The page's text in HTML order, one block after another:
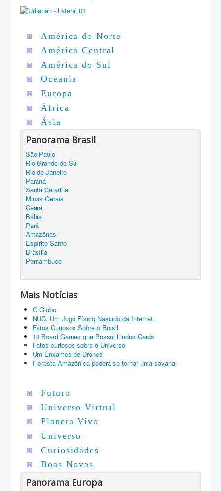
◙
América do Norte
◙
América Central
◙
América do Sul
◙
Oceania
◙
Europa
◙
África
◙
Ásia
Panorama Brasil
São Paulo
Rio Grande do Sul
Rio de Janeiro
Paraná
Santa Catarina
Minas Gerais
Ceará
Bahia
Pará
Amazônas
Espírito Santo
Brasília
Pernambuco
Mais Notícias
O Globo
NUC, Um Jogo Físico Nascido da Internet.
Fatos Curiosos Sobre o Brasil
10 Board Games que Possui Lindos Cards
Fatos curiosos sobre o Universo
Um Enxames de Drones
Floresta Amazônica poderá se tornar uma savana
◙
Futuro
◙
Universo Virtual
◙
Planeta Vivo
◙
Universo
◙
Curiosidades
◙
Boas Novas
Panorama Europa